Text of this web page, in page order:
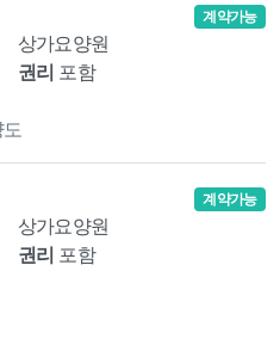
상가요양원
권리 포함
계약가능
상가요양원
권리 포함
계약가능